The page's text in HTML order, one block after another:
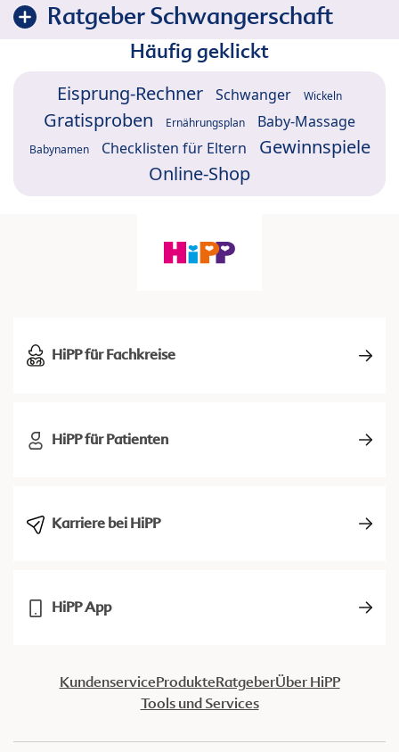
Ratgeber Schwangerschaft
Häufig geklickt
Eisprung-Rechner Schwanger Wickeln
Gratisproben Ernährungsplan Baby-Massage
Babynamen Checklisten für Eltern
Gewinnspiele
Online-Shop
HiPP für Fachkreise
HiPP für Patienten
Karriere bei HiPP
HiPP App
KundenserviceProdukteRatgeberÜber HiPP
Tools und Services